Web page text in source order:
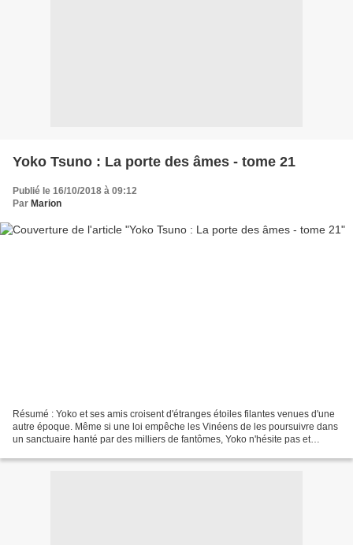
Yoko Tsuno : La porte des âmes - tome 21
Publié le 16/10/2018 à 09:12
Par Marion
Résumé : Yoko et ses amis croisent d'étranges étoiles filantes venues d'une
autre époque. Même si une loi empêche les Vinéens de les poursuivre dans
un sanctuaire hanté par des milliers de fantômes, Yoko n'hésite pas et